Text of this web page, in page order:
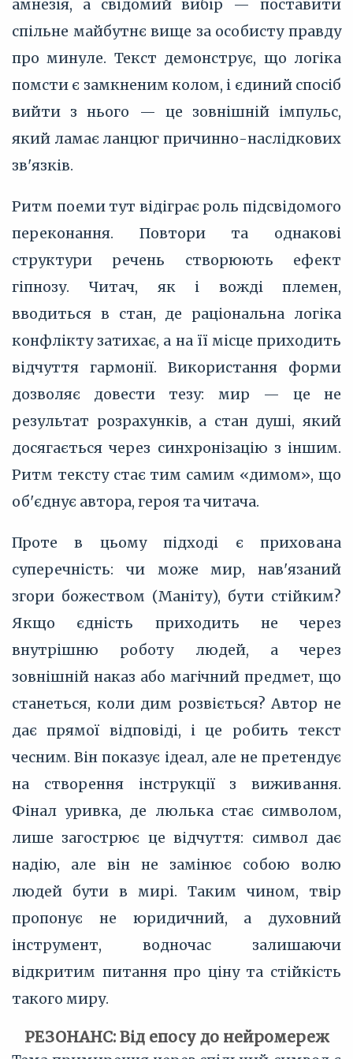
амнезія, а свідомий вибір — поставити
спільне майбутнє вище за особисту правду
про минуле. Текст демонструє, що логіка
помсти є замкненим колом, і єдиний спосіб
вийти з нього — це зовнішній імпульс,
який ламає ланцюг причинно-наслідкових
зв'язків.
Ритм поеми тут відіграє роль підсвідомого
переконання. Повтори та однакові
структури речень створюють ефект
гіпнозу. Читач, як і вожді племен,
вводиться в стан, де раціональна логіка
конфлікту затихає, а на її місце приходить
відчуття гармонії. Використання форми
дозволяє довести тезу: мир — це не
результат розрахунків, а стан душі, який
досягається через синхронізацію з іншим.
Ритм тексту стає тим самим «димом», що
об'єднує автора, героя та читача.
Проте в цьому підході є прихована
суперечність: чи може мир, нав'язаний
згори божеством (Маніту), бути стійким?
Якщо єдність приходить не через
внутрішню роботу людей, а через
зовнішній наказ або магічний предмет, що
станеться, коли дим розвіється? Автор не
дає прямої відповіді, і це робить текст
чесним. Він показує ідеал, але не претендує
на створення інструкції з виживання.
Фінал уривка, де люлька стає символом,
лише загострює це відчуття: символ дає
надію, але він не замінює собою волю
людей бути в мирі. Таким чином, твір
пропонує не юридичний, а духовний
інструмент, водночас залишаючи
відкритим питання про ціну та стійкість
такого миру.
РЕЗОНАНС: Від епосу до нейромереж